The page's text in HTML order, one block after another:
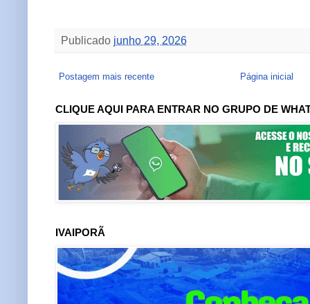
Publicado junho 29, 2026
Postagem mais recente Página inicial
CLIQUE AQUI PARA ENTRAR NO GRUPO DE
IVAIPORÃ